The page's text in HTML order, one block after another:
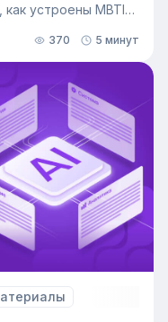
устроены MBTI
и какую
370 5 минут